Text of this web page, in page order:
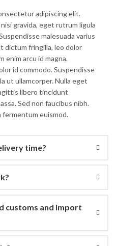
adipiscing elit.
gravida, eget rutrum ligula
malesuada varius
dictum fringilla, leo dolor
enim arcu id magna.
id commodo. Suspendisse
ut ullamcorper. Nulla eget
libero tincidunt
Sed non faucibus nibh.
fermentum euismod.
time?
customs and import